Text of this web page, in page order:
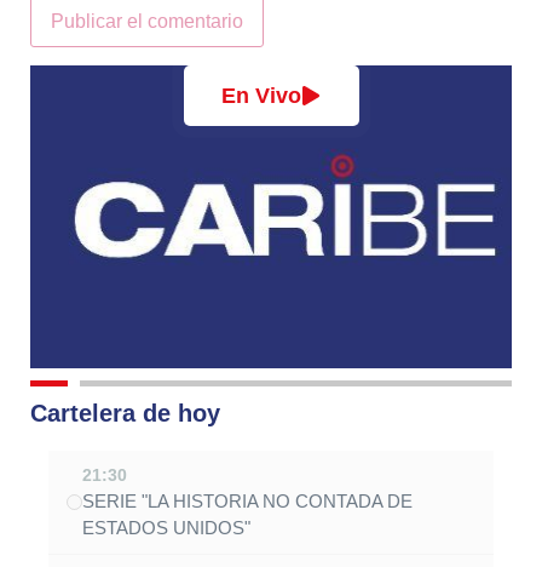
En Vivo
Cartelera de hoy
21:30
SERIE "LA HISTORIA NO CONTADA DE
ESTADOS UNIDOS"